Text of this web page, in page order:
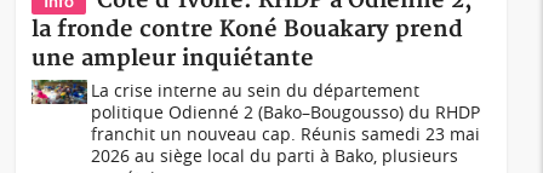
la fronde contre Koné Bouakary prend
une ampleur inquiétante
La crise interne au sein du département
politique Odienné 2 (Bako–Bougousso) du RHDP
franchit un nouveau cap. Réunis samedi 23 mai
2026 au siège local du parti à Bako, plusieurs